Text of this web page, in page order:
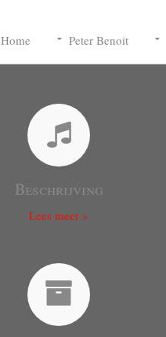
Home Peter Benoit
Beschrijving
Lees meer »